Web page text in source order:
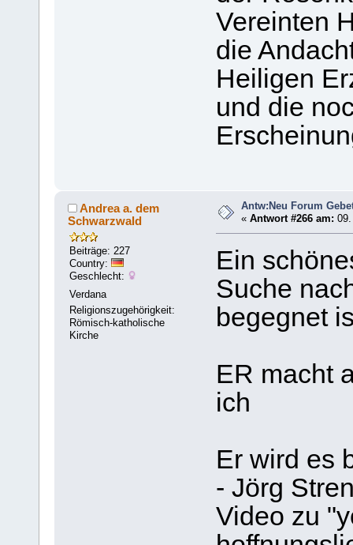
Vereinten
die
Heiligen
und die
Andrea a. dem
Schwarzwald
Beiträge: 227
Country:
Geschlecht:
Verdana
Religionszugehörigkeit:
Römisch-katholische
Kirche
Antw:Neu Forum
«Antwort #266 am:
Ein
Suche
begegnet
ER macht
ich
Er wird es
- Jörg
Video zu